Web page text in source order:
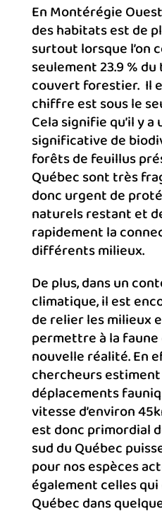
En Montérégie
des habitats est de
surtout lorsque l’on
seulement 23.9 %
couvert forestier. Il
chiffre est sous le
Cela signifie qu’il y
significative de
forêts de feuillus
Québec sont très
donc urgent de
naturels restant et
rapidement la
différents milieux.
De plus, dans un
climatique, il est
de relier les milieux
permettre à la faune
nouvelle réalité. En
chercheurs
déplacements
vitesse d’environ
est donc primordial
sud du Québec
pour nos espèces
également celles
Québec dans